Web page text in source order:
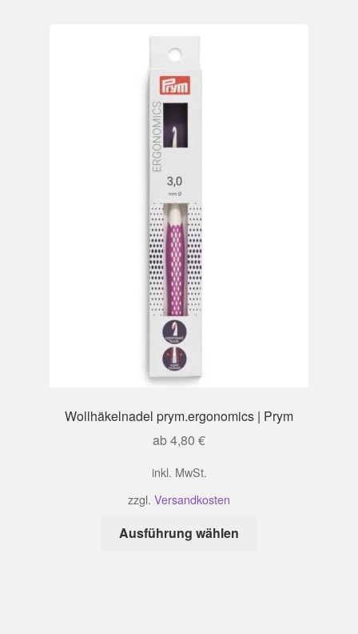
Wollhäkelnadel prym.ergonomics | Prym
ab4,80 €
inkl. MwSt.
zzgl. Versandkosten
Ausführung wählen